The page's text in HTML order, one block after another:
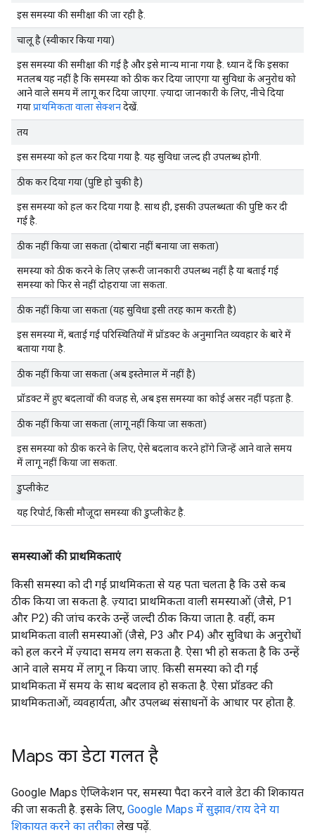
इस समस्या की समीक्षा की जा रही है.
चालू है (स्वीकार किया गया)
इस समस्या की समीक्षा की गई है और इसे मान्य माना गया है. ध्यान दें कि इसका
मतलब यह नहीं है कि समस्या को ठीक कर दिया जाएगा या सुविधा के अनुरोध को
आने वाले समय में लागू कर दिया जाएगा. ज़्यादा जानकारी के लिए, नीचे दिया
गयाप्राथमिकता वाला सेक्शनदेखें.
तय
इस समस्या को हल कर दिया गया है. यह सुविधा जल्द ही उपलब्ध होगी.
ठीक कर दिया गया (पुष्टि हो चुकी है)
इस समस्या को हल कर दिया गया है. साथ ही, इसकी उपलब्धता की पुष्टि कर दी
गई है.
ठीक नहीं किया जा सकता (दोबारा नहीं बनाया जा सकता)
समस्या को ठीक करने के लिए ज़रूरी जानकारी उपलब्ध नहीं है या बताई गई
समस्या को फिर से नहीं दोहराया जा सकता.
ठीक नहीं किया जा सकता (यह सुविधा इसी तरह काम करती है)
इस समस्या में, बताई गई परिस्थितियों में प्रॉडक्ट के अनुमानित व्यवहार के बारे में
बताया गया है.
ठीक नहीं किया जा सकता (अब इस्तेमाल में नहीं है)
प्रॉडक्ट में हुए बदलावों की वजह से, अब इस समस्या का कोई असर नहीं पड़ता है.
ठीक नहीं किया जा सकता (लागू नहीं किया जा सकता)
इस समस्या को ठीक करने के लिए, ऐसे बदलाव करने होंगे जिन्हें आने वाले समय
में लागू नहीं किया जा सकता.
डुप्लीकेट
यह रिपोर्ट, किसी मौजूदा समस्या की डुप्लीकेट है.
समस्याओं की प्राथमिकताएं
किसी समस्या को दी गई प्राथमिकता से यह पता चलता है कि उसे कब
ठीक किया जा सकता है. ज़्यादा प्राथमिकता वाली समस्याओं (जैसे, P1
और P2) की जांच करके उन्हें जल्दी ठीक किया जाता है. वहीं, कम
प्राथमिकता वाली समस्याओं (जैसे, P3 और P4) और सुविधा के अनुरोधों
को हल करने में ज़्यादा समय लग सकता है. ऐसा भी हो सकता है कि उन्हें
आने वाले समय में लागू न किया जाए. किसी समस्या को दी गई
प्राथमिकता में समय के साथ बदलाव हो सकता है. ऐसा प्रॉडक्ट की
प्राथमिकताओं, व्यवहार्यता, और उपलब्ध संसाधनों के आधार पर होता है.
Maps का डेटा गलत है
Google Maps ऐप्लिकेशन पर, समस्या पैदा करने वाले डेटा की शिकायत
की जा सकती है. इसके लिए, Google Maps में सुझाव/राय देने या
शिकायत करने का तरीका लेख पढ़ें.